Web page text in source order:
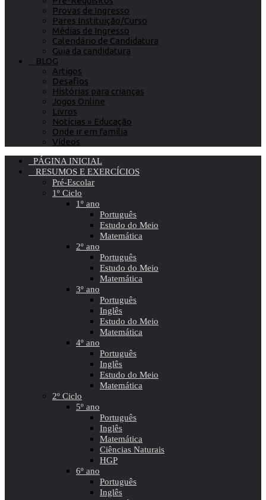
Provas de Ingresso
Pares Instituição/Curso
Médias de Ingresso
Calendário de Candidatura
Guia da candidatura
BLOG
Artigos
Desafios
Histórias para crianças
Jogos Online
Livros
Notícias » Educação
Onde ir em família
Vídeos
PÁGINA INICIAL
RESUMOS E EXERCÍCIOS
Pré-Escolar
1º Ciclo
1º ano
Português
Estudo do Meio
Matemática
2º ano
Português
Estudo do Meio
Matemática
3º ano
Português
Inglês
Estudo do Meio
Matemática
4º ano
Português
Inglês
Estudo do Meio
Matemática
2º Ciclo
5º ano
Português
Inglês
Matemática
Ciências Naturais
HGP
6º ano
Português
Inglês